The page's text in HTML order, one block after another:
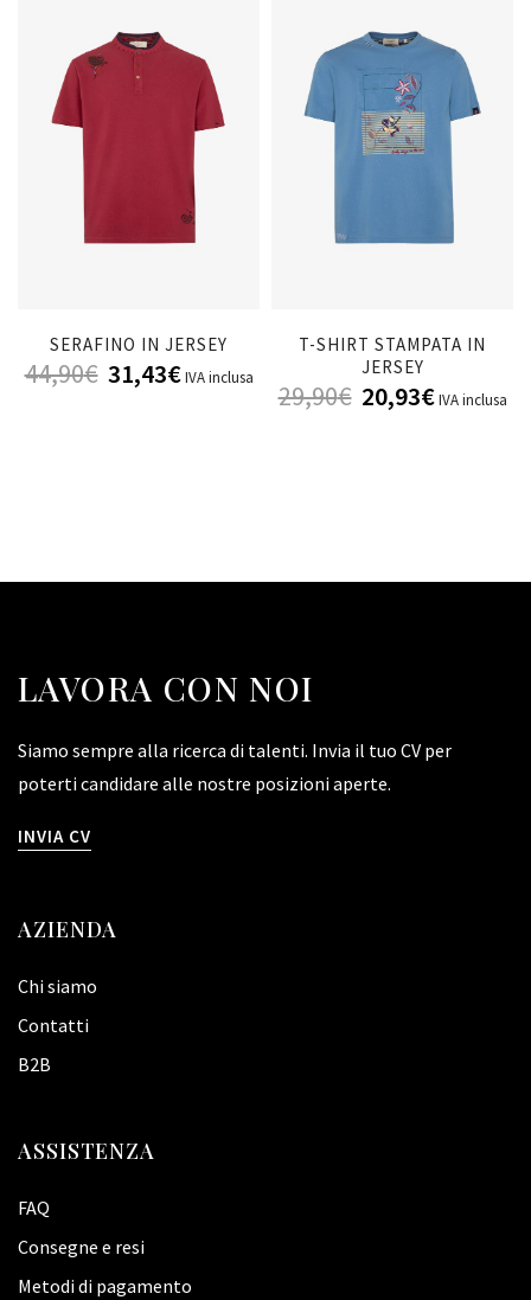
SERAFINO IN JERSEY
44,90€ 31,43€ IVA inclusa
T-SHIRT STAMPATA IN
JERSEY
29,90€ 20,93€ IVA inclusa
LAVORA CON NOI
Siamo sempre alla ricerca di talenti. Invia il tuo CV per
poterti candidare alle nostre posizioni aperte.
INVIA CV
AZIENDA
Chi siamo
Contatti
B2B
ASSISTENZA
FAQ
Consegne e resi
Metodi di pagamento